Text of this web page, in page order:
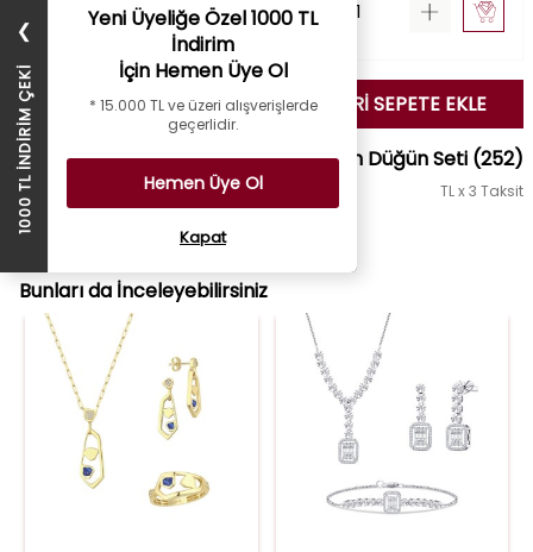
SEÇİLENLERİ SEPETE EKLE
Altın Düğün Seti (252)
TL x 3 Taksit
Set Fiyatı :
Bunları da İnceleyebilirsiniz
❯
1000 TL İNDİRİM ÇEKİ
Yeni Üyeliğe Özel 1000 TL
İndirim
İçin Hemen Üye Ol
* 15.000 TL ve üzeri alışverişlerde
geçerlidir.
Hemen Üye Ol
Kapat